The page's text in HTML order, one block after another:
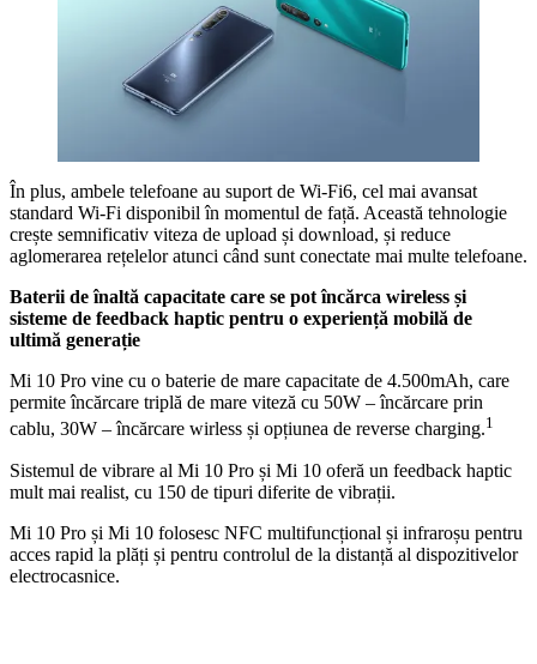
În plus, ambele telefoane au suport de Wi-Fi6, cel mai avansat
standard Wi-Fi disponibil în momentul de față. Această tehnologie
crește semnificativ viteza de upload și download, și reduce
aglomerarea rețelelor atunci când sunt conectate mai multe telefoane.
Baterii de înaltă capacitate care se pot încărca wireless și
sisteme de feedback haptic pentru o experiență mobilă de
ultimă generație
Mi 10 Pro vine cu o baterie de mare capacitate de 4.500mAh, care
permite încărcare triplă de mare viteză cu 50W – încărcare prin
cablu, 30W – încărcare wirless și opțiunea de reverse charging.1
Sistemul de vibrare al Mi 10 Pro și Mi 10 oferă un feedback haptic
mult mai realist, cu 150 de tipuri diferite de vibrații.
Mi 10 Pro și Mi 10 folosesc NFC multifuncțional și infraroșu pentru
acces rapid la plăți și pentru controlul de la distanță al dispozitivelor
electrocasnice.